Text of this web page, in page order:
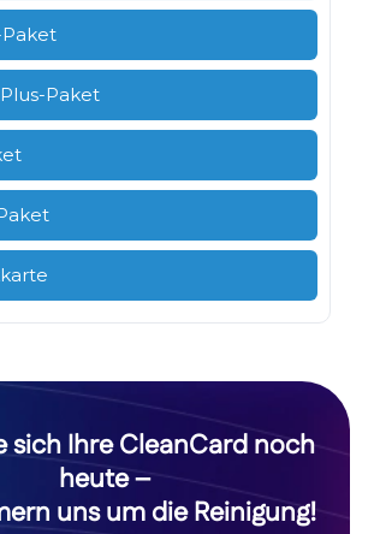
Paket
sich Ihre CleanCard noch
heute –
uns um die Reinigung!